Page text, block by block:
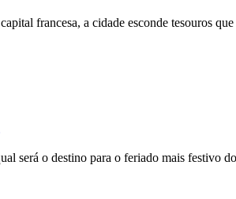
francesa, a cidade esconde tesouros
será o destino para o feriado mais festivo